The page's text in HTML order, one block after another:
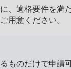
、適格要件を満
用意ください。
ものだけで申請